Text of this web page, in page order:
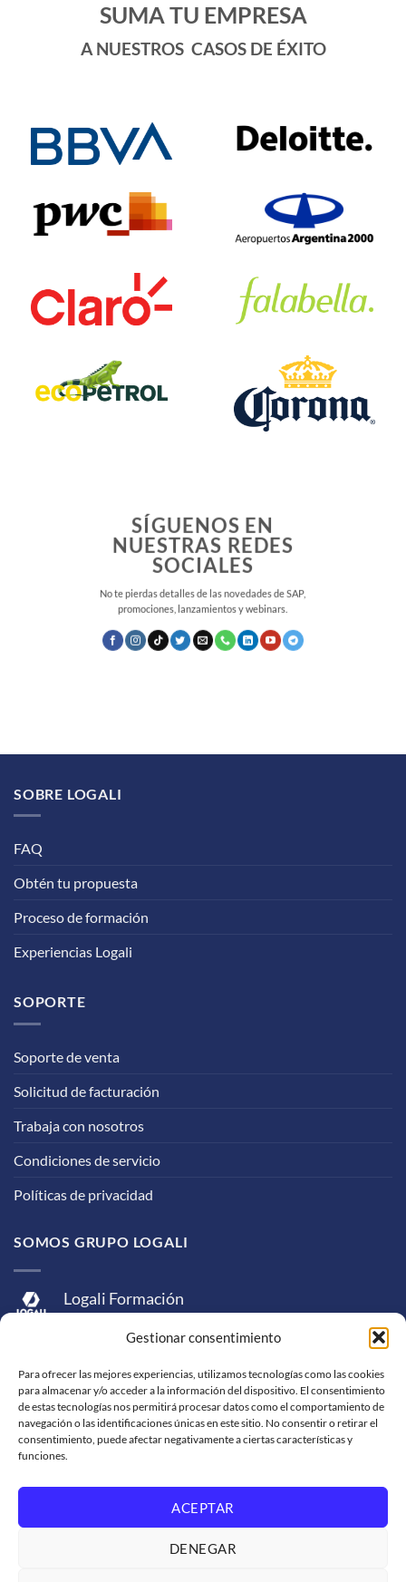
Gestionar consentimiento
Para ofrecer las mejores experiencias, utilizamos tecnologías como las cookies
para almacenar y/o acceder a la información del dispositivo. El consentimiento
de estas tecnologías nos permitirá procesar datos como el comportamiento de
navegación o las identificaciones únicas en este sitio. No consentir o retirar el
consentimiento, puede afectar negativamente a ciertas características y
funciones.
ACEPTAR
DENEGAR
SUMA TU EMPRESA
A NUESTROS CASOS DE ÉXITO
SÍGUENOS EN
NUESTRAS REDES
SOCIALES
No te pierdas detalles de las novedades de SAP,
promociones, lanzamientos y webinars.
SOBRE LOGALI
FAQ
Obtén tu propuesta
Proceso de formación
Experiencias Logali
SOPORTE
Soporte de venta
Solicitud de facturación
Trabaja con nosotros
Condiciones de servicio
Políticas de privacidad
SOMOS GRUPO LOGALI
Logali Formación
Logali Consultoría
Logali Ingeniería
Express
Skrill
Western